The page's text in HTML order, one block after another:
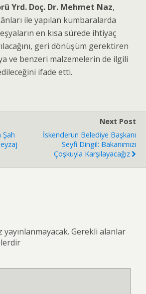
Yrd. Doç. Dr. Mehmet Naz,
ile yapılan kumbaralarda
en kısa sürede ihtiyaç
geri dönüşüm gerektiren
ve benzeri malzemelerin de ilgili
ifade etti.
Şah
Next Post
İskenderun Belediye Başkanı
Seyfi Dingil: Bakanımızı
Çoşkuyla Karşılayacağız
Gerekli alanlar